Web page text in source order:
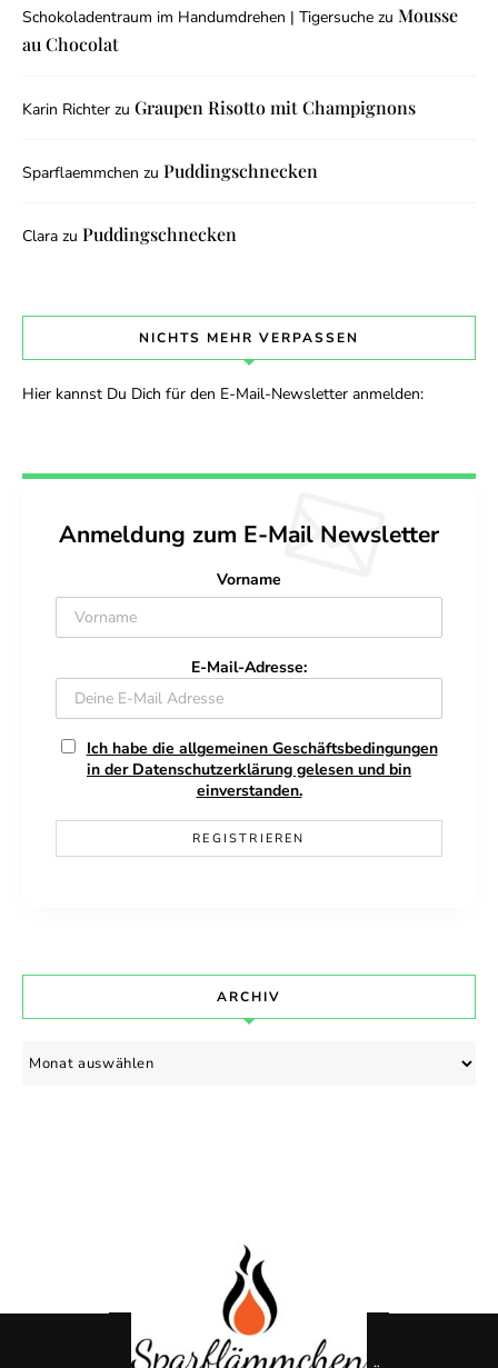
Schokoladentraum im Handumdrehen | Tigersuche zu Mousse
au Chocolat
Karin Richter zu Graupen Risotto mit Champignons
Sparflaemmchen zu Puddingschnecken
Clara zu Puddingschnecken
NICHTS MEHR VERPASSEN
Hier kannst Du Dich für den E-Mail-Newsletter anmelden:
Anmeldung zum E-Mail Newsletter
Vorname
E-Mail-Adresse:
Ich habe die allgemeinen Geschäftsbedingungen
in der Datenschutzerklärung gelesen und bin
einverstanden.
ARCHIV
Archiv